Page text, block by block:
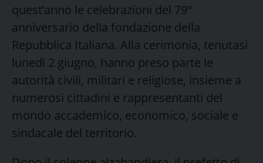
quest’anno le celebrazioni del 79°
anniversario della fondazione della
Repubblica Italiana. Alla cerimonia, tenutasi
lunedì 2 giugno, hanno preso parte le
autorità civili, militari e religiose, insieme a
numerosi cittadini e rappresentanti del
mondo accademico, economico, sociale e
sindacale del territorio.